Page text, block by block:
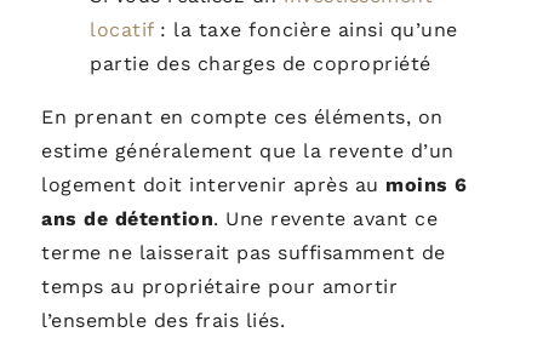
locatif: la taxe foncière ainsi qu’une
partie des charges de copropriété
En prenant en compte ces éléments, on
estime généralement que la revente d’un
logement doit intervenir après au moins 6
ans de détention. Une revente avant ce
terme ne laisserait pas suffisamment de
temps au propriétaire pour amortir
l’ensemble des frais liés.